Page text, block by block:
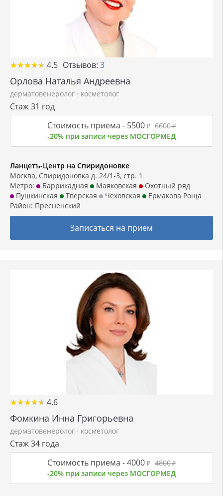
★★★★★
★★★★★ 4.5 Отзывов: 3
Орлова Наталья Андреевна
дерматовенеролог · косметолог
Стаж 31 год
Стоимость приема - 5500 ₽ 6600₽
-20% при записи через МОСГОРМЕД
Ланцетъ-Центр на Спиридоновке
Москва, Спиридоновка д. 24/1-3, стр. 1
Метро:
Баррикадная Маяковская
Охотный ряд
Пушкинская
Тверская Чеховская
Ермакова Роща
Район: Пресненский
Записаться на прием
★★★★★
★★★★★ 4.6
Фомкина Инна Григорьевна
дерматовенеролог · косметолог
Стаж 34 года
Стоимость приема -4000 ₽ 4800₽
-20% при записи через МОСГОРМЕД